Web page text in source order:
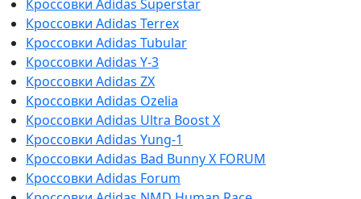
Кроссовки Adidas Superstar
Кроссовки Adidas Terrex
Кроссовки Adidas Tubular
Кроссовки Adidas Y-3
Кроссовки Adidas ZX
Кроссовки Adidas Ozelia
Кроссовки Adidas Ultra Boost X
Кроссовки Adidas Yung-1
Кроссовки Adidas Bad Bunny X FORUM
Кроссовки Adidas Forum